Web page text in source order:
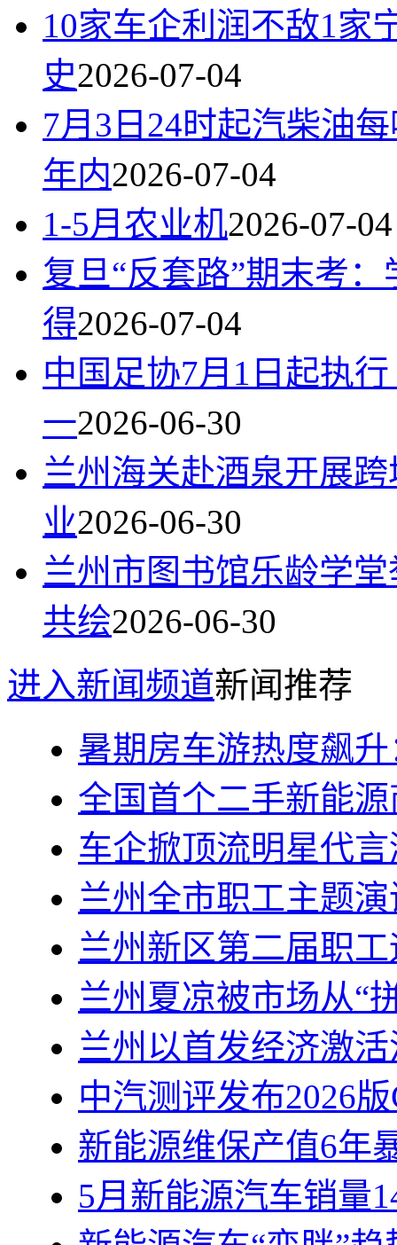
10家车企利润不敌1家
史2026-07-04
7月3日24时起汽柴油
年内2026-07-04
1-5月农业机2026-07-04
复旦“反套路”期末考
得2026-07-04
中国足协7月1日起执
一2026-06-30
兰州海关赴酒泉开展
业2026-06-30
兰州市图书馆乐龄学
共绘2026-06-30
进入新闻频道新闻推荐
暑期房车游热度飙
全国首个二手新能
车企掀顶流明星代
兰州全市职工主题
兰州新区第二届职
兰州夏凉被市场从“
兰州以首发经济激
中汽测评发布2026
新能源维保产值6年
5月新能源汽车销量